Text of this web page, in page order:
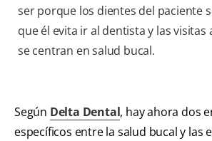
ser porque los dientes del paciente
que él evita ir al dentista y las visitas
se centran en salud bucal.
Según Delta Dental, hay ahora dos
específicos entre la salud bucal y las